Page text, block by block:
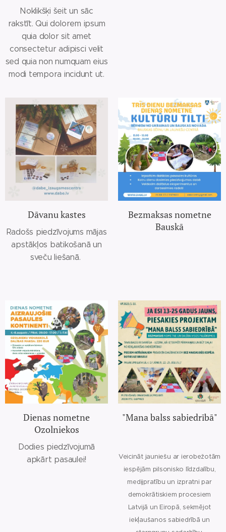
Noklikšķi šeit un sāc
rakstīt. Qui dolorem ipsum
quia dolor sit amet
consectetur adipisci velit
sed quia non numquam eius
modi tempora incidunt ut.
Dāvanu kastes
Radošs piedzīvojums mājas
apstākļos batikošanā un
sveču liešanā.
Bezmaksas nometne
Bauskā
Dienas nometne
Ozolniekos
Dodies piedzīvojumā
apkārt pasaulei!
"Mana balss sabiedrībā"
Veicināt jauniešu ar ierobežotām
iespējām pilsonisko līdzdalību,
medijpratību un izpratni par
demokrātiskiem procesiem
Latvijā un Eiropā, sekmējot
iekļaušanos sabiedrībā un